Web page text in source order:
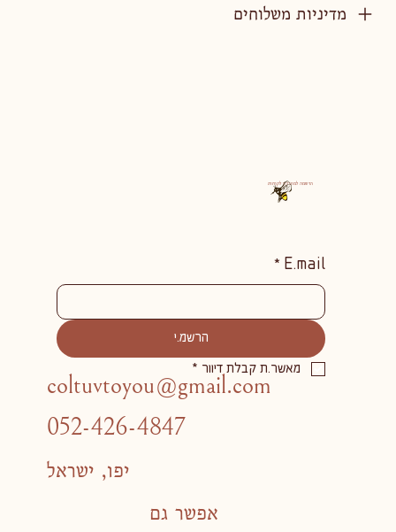
מדיניות משלוחים
הרשמה למועדון לקוחות
E.mail
*
הרשמ.י
מאשר.ת קבלת דיוור *
אפשר גם
coltuvtoyou@gmail.com
052-426-4847
יפו, ישראל